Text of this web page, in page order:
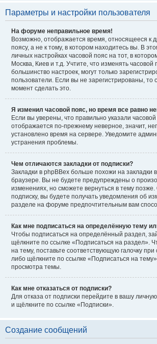
Параметры и настройки пользователя
На форуме неправильное время!
Возможно, отображается время, относящееся к
поясу, а не к тому, в котором находитесь вы. В
личных настройках часовой пояс на тот, в
Москва, Киев и т.д. Учтите, что изменять часовой
большинство настроек, могут только
пользователи. Если вы не зарегистрированы, то
момент сделать это.
Я изменил часовой пояс, но время все равно
Если вы уверены, что правильно указали
отображается по-прежнему неверное, значит,
установлено время на сервере. Уведомите
устранения проблемы.
Чем отличаются закладки от подписки?
Закладки в phpBBex больше похожи на закладки
браузере. Вы не будете предупреждены о
изменениях, но сможете вернуться в тему
подписку, вы будете получать уведомления об
разделе на форуме предпочтительным вам
Как мне подписаться на определённую тему
Чтобы подписаться на определённый раздел,
щёлкните по ссылке «Подписаться на раздел».
на тему, поставьте соответствующую галочку при
либо щёлкните по ссылке «Подписаться на
просмотра темы.
Как мне отказаться от подписки?
Для отказа от подписки перейдите в вашу
и щёлкните по ссылке «Подписки».
Создание сообщений